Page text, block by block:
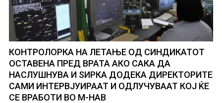
КОНТРОЛОРКА НА ЛЕТАЊЕ ОД СИНДИКАТОТ
ОСТАВЕНА ПРЕД ВРАТА АКО САКА ДА
НАСЛУШНУВА И ЅИРКА ДОДЕКА ДИРЕКТОРИТЕ
САМИ ИНТЕРВЈУИРААТ И ОДЛУЧУВААТ КОЈ ЌЕ
СЕ ВРАБОТИ ВО М-НАВ